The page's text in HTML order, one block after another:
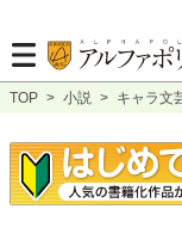
TOP > 小説 > キャラ文